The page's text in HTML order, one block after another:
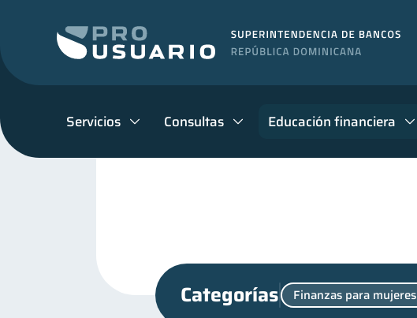
Servicios Consultas Educación financiera
Categorías Finanzas para mujeres